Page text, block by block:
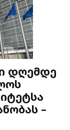
დღემდე
–